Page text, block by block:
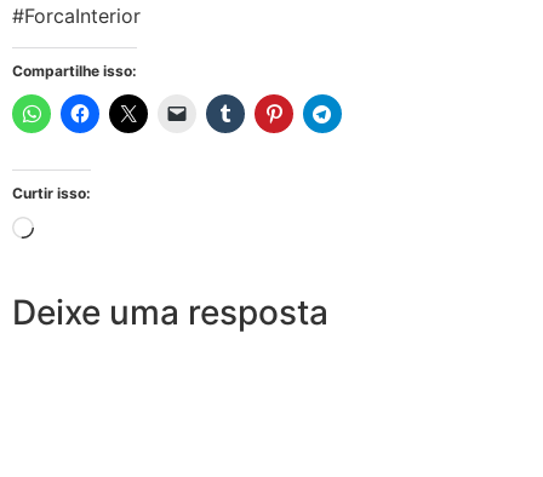
#ForcaInterior
Compartilhe isso:
Curtir isso:
Deixe uma resposta